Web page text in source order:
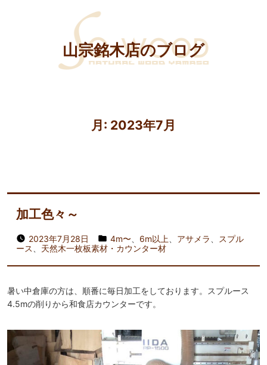
山宗銘木店のブログ
月: 2023年7月
加工色々～
2023年7月28日 4m〜 6m以上 アサメラ
スプル
ース
天然木一枚板素材・カウンター材
暑い中倉庫の方は、順番に毎日加工をしております。スプルース
4.5mの削りから和食店カウンターです。